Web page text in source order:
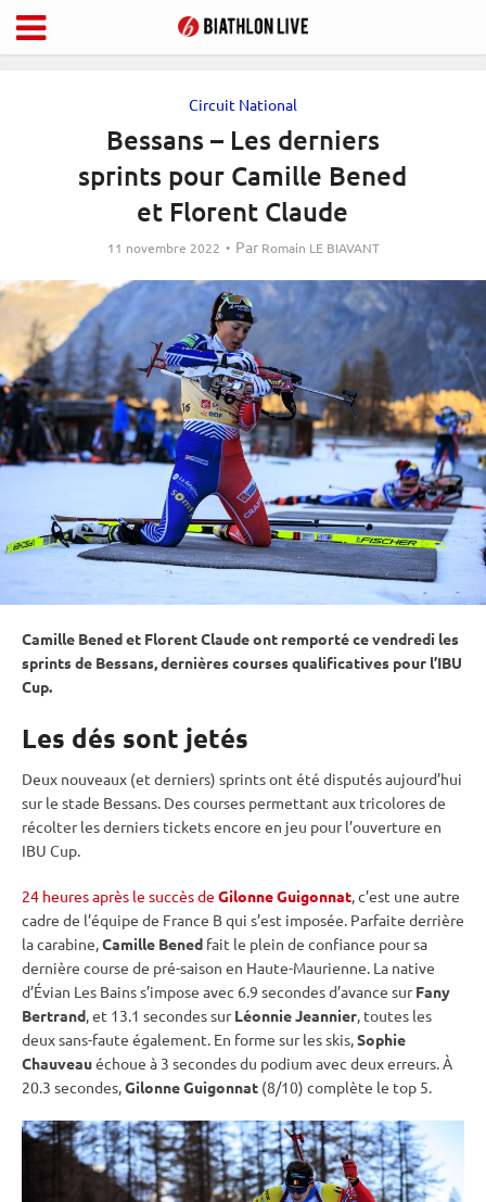
Circuit National
Bessans – Les derniers
sprints pour Camille Bened
et Florent Claude
11 novembre 2022 Par Romain LE BIAVANT
Camille Bened et Florent Claude ont remporté ce vendredi les
sprints de Bessans, dernières courses qualificatives pour l’IBU
Cup.
Les dés sont jetés
Deux nouveaux (et derniers) sprints ont été disputés aujourd’hui
sur le stade Bessans. Des courses permettant aux tricolores de
récolter les derniers tickets encore en jeu pour l’ouverture en
IBU Cup.
24 heures après le succès de Gilonne Guigonnat, c’est une autre
cadre de l’équipe de France B qui s’est imposée. Parfaite derrière
lacarabine,Camille Bened fait le plein de confiance pour sa
dernière course de pré-saison en Haute-Maurienne. La native
d’Évian Les Bains s’impose avec 6.9 secondes d’avance surFany
Bertrand, et 13.1 secondes surLéonnie Jeannier, toutes les
deux sans-faute également. En forme sur les skis,Sophie
Chauveauéchoue à 3 secondes du podium avec deux erreurs. À
20.3 secondes,Gilonne Guigonnat (8/10) complète le top 5.